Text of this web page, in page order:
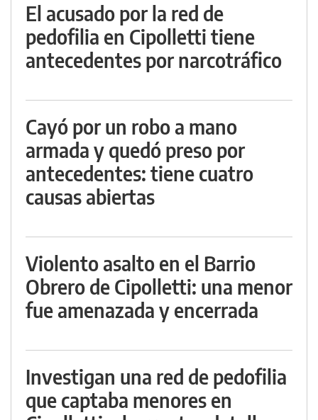
El acusado por la red de
pedofilia en Cipolletti tiene
antecedentes por narcotráfico
Cayó por un robo a mano
armada y quedó preso por
antecedentes: tiene cuatro
causas abiertas
Violento asalto en el Barrio
Obrero de Cipolletti: una menor
fue amenazada y encerrada
Investigan una red de pedofilia
que captaba menores en